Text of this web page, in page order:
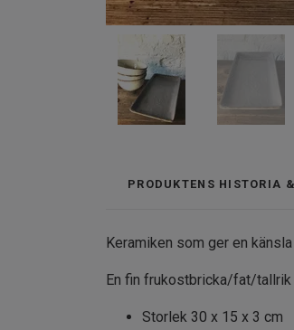
PRODUKTENS HISTORIA
Keramiken som ger en
En fin frukostbricka/fat/tallrik
Storlek 30 x 15 x 3 cm